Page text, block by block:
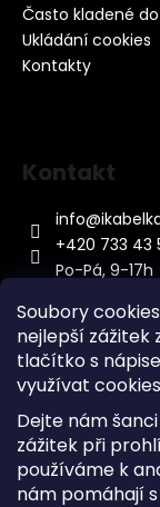
Soubory
nejlepší zážitek
tlačítko s
využívat
Dejte nám
zážitek při
používáme k
nám pomáhají
Často kladené
Ukládání cookies
Kontakty
Kontakt
info@
+420 733 43
Po-Pá, 9-17h
Kontakt
Sitemap
Doprava a Platba
Reklamace Zboží